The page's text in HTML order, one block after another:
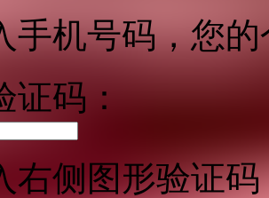
手机号码，您
证码：
右侧图形验证码